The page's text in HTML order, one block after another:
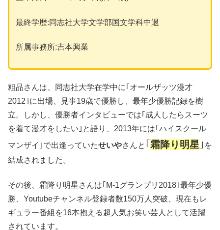
最終学歴:同志社大学文学部国文学科中退
所属事務所:吉本興業
粗品さんは、同志社大学在学中に｢オールザッツ漫才
2012｣に出場、見事19歳で優勝し、最年少優勝記録を樹
立。しかし、優勝者インタビューでは｢成人したらスーツ
を着て漫才をしたい｣と語り、2013年には｢ハイスクール
マンザイ｣で出逢っていたせいやさんと ｢ 霜降り明星 ｣ を
結成されました。
その後、霜降り明星さんは｢M-1グランプリ2018｣最年少優
勝、Youtubeチャンネル登録者数150万人突破、現在もレ
ギュラー番組を16本抱える超人気お笑い芸人として活躍
されています。